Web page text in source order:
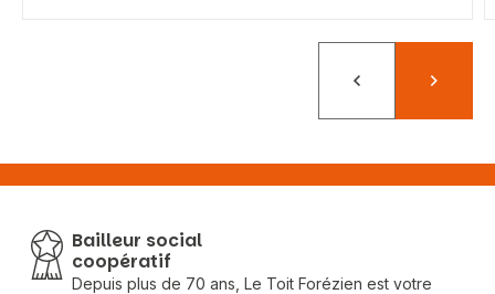
PrécédentSuivant
Bailleur social
coopératif
Depuis plus de 70 ans, Le Toit Forézien est votre